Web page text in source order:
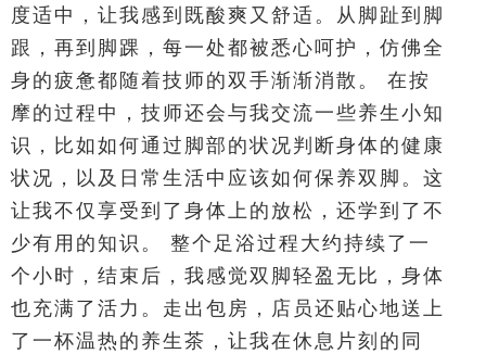
度适中，让我感到既酸爽又舒适。从脚趾到脚
跟，再到脚踝，每一处都被悉心呵护，仿佛全
身的疲惫都随着技师的双手渐渐消散。 在按
摩的过程中，技师还会与我交流一些养生小知
识，比如如何通过脚部的状况判断身体的健康
状况，以及日常生活中应该如何保养双脚。这
让我不仅享受到了身体上的放松，还学到了不
少有用的知识。 整个足浴过程大约持续了一
个小时，结束后，我感觉双脚轻盈无比，身体
也充满了活力。走出包房，店员还贴心地送上
了一杯温热的养生茶，让我在休息片刻的同